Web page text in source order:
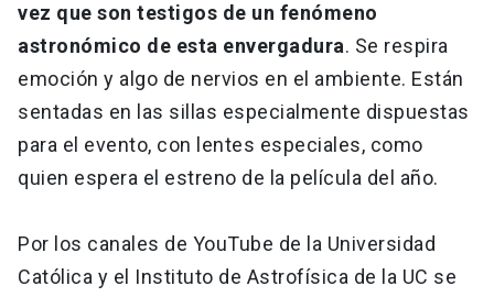
vez que son testigos de un fenómeno
astronómico de esta envergadura. Se respira
emoción y algo de nervios en el ambiente. Están
sentadas en las sillas especialmente dispuestas
para el evento, con lentes especiales, como
quien espera el estreno de la película del año.
Por los canales de YouTube de la Universidad
Católica y el Instituto de Astrofísica de la UC se